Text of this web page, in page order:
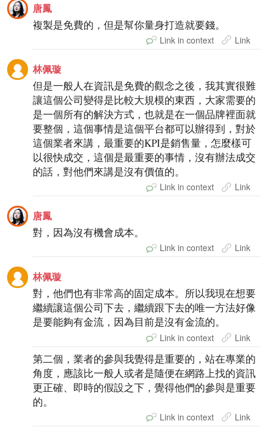
唐鳳
複製是免費的，但是幫你量身打造就要錢。
Link in context Link
林佩璇
但是一般人在資訊是免費的觀念之後，我其實很難
讓這個公司變得是比較大規模的東西，大家需要的
是一個所有的解決方式，也就是在一個品牌裡面就
要整個，這個事情是這個平台都可以辦得到，對於
這個業者來講，最重要的KPI是銷售量，怎麼樣可
以很快成交，這個是最重要的事情，沒有辦法成交
的話，對他們來講是沒有價值的。
Link in context Link
唐鳳
對，因為沒有機會成本。
Link in context Link
林佩璇
對，他們也有非常高的固定成本。所以我現在想要
繼續讓這個公司下去，繼續跟下去的唯一方法好像
是要能夠有金流，因為目前是沒有金流的。
Link in context Link
第二個，業者的參與我覺得是重要的，站在專業的
角度，應該比一般人或者是隨便在網路上找的資訊
更正確、即時的假設之下，覺得他們的參與是重要
的。
Link in context Link